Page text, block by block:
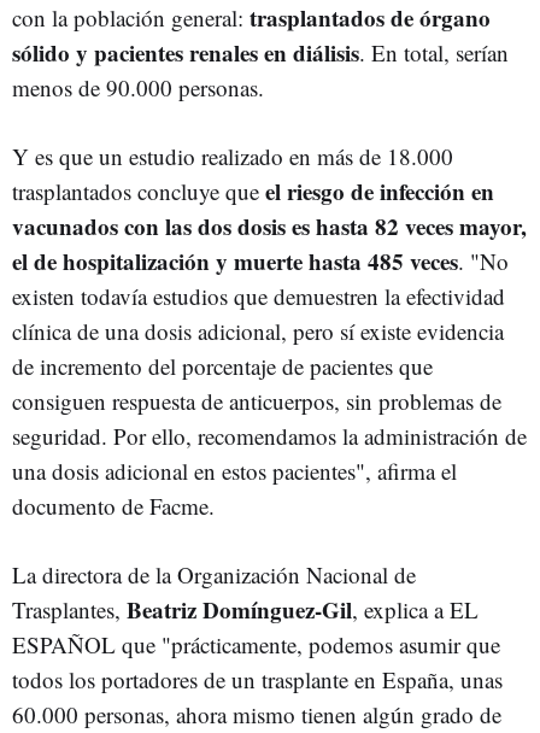
con la población general: trasplantados de órgano
sólido y pacientes renales en diálisis. En total, serían
menos de 90.000 personas.
Y es que un estudio realizado en más de 18.000
trasplantados concluye que el riesgo de infección en
vacunados con las dos dosis es hasta 82 veces mayor,
el de hospitalización y muerte hasta 485 veces. "No
existen todavía estudios que demuestren la efectividad
clínica de una dosis adicional, pero sí existe evidencia
de incremento del porcentaje de pacientes que
consiguen respuesta de anticuerpos, sin problemas de
seguridad. Por ello, recomendamos la administración de
una dosis adicional en estos pacientes", afirma el
documento de Facme.
La directora de la Organización Nacional de
Trasplantes, Beatriz Domínguez-Gil, explica a EL
ESPAÑOL que "prácticamente, podemos asumir que
todos los portadores de un trasplante en España, unas
60.000 personas, ahora mismo tienen algún grado de